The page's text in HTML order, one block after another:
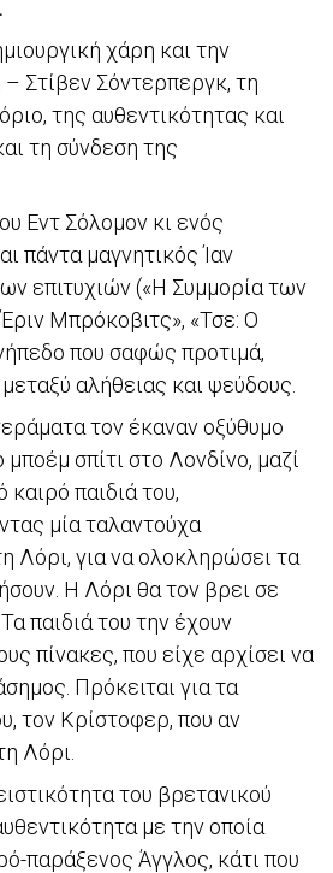
χάρη και την
Στίβεν Σόντερπεργκ, τη
της αυθεντικότητας και
τη σύνδεση της
Εντ Σόλομον κι ενός
πάντα μαγνητικός Ίαν
επιτυχιών («Η Συμμορία των
Μπρόκοβιτς», «Τσε: Ο
που σαφώς προτιμά,
αλήθειας και ψεύδους.
τον έκαναν οξύθυμο
σπίτι στο Λονδίνο, μαζί
παιδιά του,
μία ταλαντούχα
Λόρι, για να ολοκληρώσει τα
Η Λόρι θα τον βρει σε
παιδιά του την έχουν
πίνακες, που είχε αρχίσει να
Πρόκειται για τα
τον Κρίστοφερ, που αν
Λόρι.
του βρετανικού
με την οποία
παράξενος Άγγλος, κάτι που